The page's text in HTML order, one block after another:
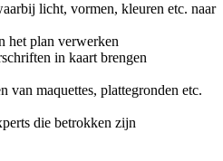
licht, vormen, kleuren etc. naar
het plan verwerken
in kaart brengen
van maquettes, plattegronden etc.
die betrokken zijn